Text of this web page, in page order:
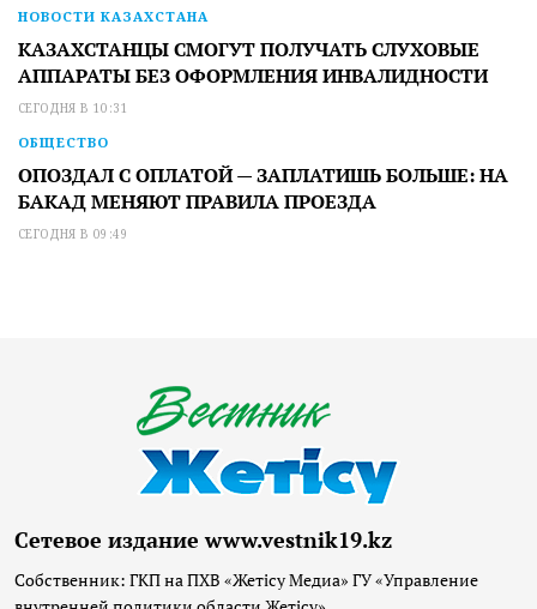
НОВОСТИ КАЗАХСТАНА
КАЗАХСТАНЦЫ СМОГУТ ПОЛУЧАТЬ СЛУХОВЫЕ
АППАРАТЫ БЕЗ ОФОРМЛЕНИЯ ИНВАЛИДНОСТИ
СЕГОДНЯ В 10:31
ОБЩЕСТВО
ОПОЗДАЛ С ОПЛАТОЙ — ЗАПЛАТИШЬ БОЛЬШЕ: НА
БАКАД МЕНЯЮТ ПРАВИЛА ПРОЕЗДА
СЕГОДНЯ В 09:49
Сетевое издание www.vestnik19.kz
Собственник: ГКП на ПХВ «Жетісу Медиа» ГУ «Управление